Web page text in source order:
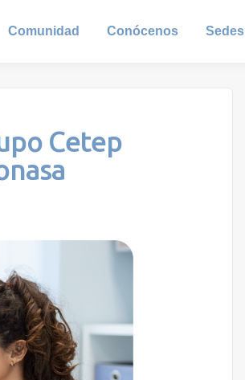
Comunidad Conócenos Sedes
Cetep